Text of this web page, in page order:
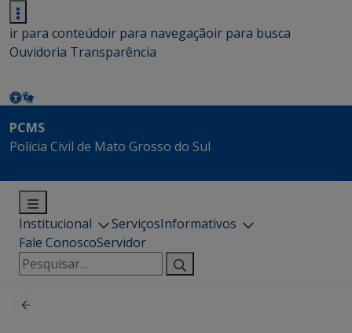
ir para conteúdoir para navegaçãoir para busca
Ouvidoria Transparência
PCMS
Polícia Civil de Mato Grosso do Sul
Institucional ServiçosInformativos
Fale ConoscoServidor
Pesquisar
por: